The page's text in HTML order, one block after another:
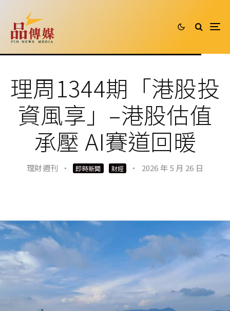
理周1344期「港股投
資風享」–港股估值
承壓 AI賽道回暖
理財週刊 · 即時新聞 財經 · 2026 年 5 月 26 日